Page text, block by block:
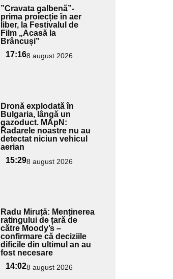
”Cravata galbenă”-
prima proiecție în aer
liber, la Festivalul de
Film „Acasă la
Brâncuși”
17:168 august 2026
Dronă explodată în
Bulgaria, lângă un
gazoduct. MApN:
Radarele noastre nu au
detectat niciun vehicul
aerian
15:298 august 2026
Radu Miruță: Menținerea
ratingului de țară de
către Moody’s –
confirmare că deciziile
dificile din ultimul an au
fost necesare
14:028 august 2026